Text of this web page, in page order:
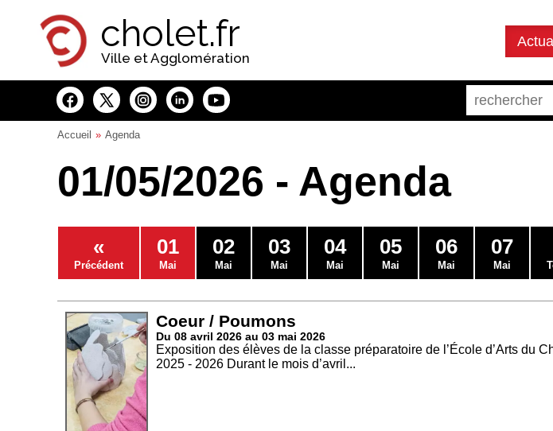
cholet.fr
Ville et Agglomération
Accueil Agenda
01/05/2026 - Agenda
«
Précédent
01
Mai
02
Mai
03
Mai
04
Mai
05
Mai
06
Mai
07
Mai
Coeur / Poumons
Du 08 avril 2026 au 03 mai 2026
Exposition des élèves de la classe préparatoire de l’École d’Arts du
2025 - 2026 Durant le mois d’avril...